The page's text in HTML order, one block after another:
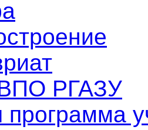
РГАЗУ
программа